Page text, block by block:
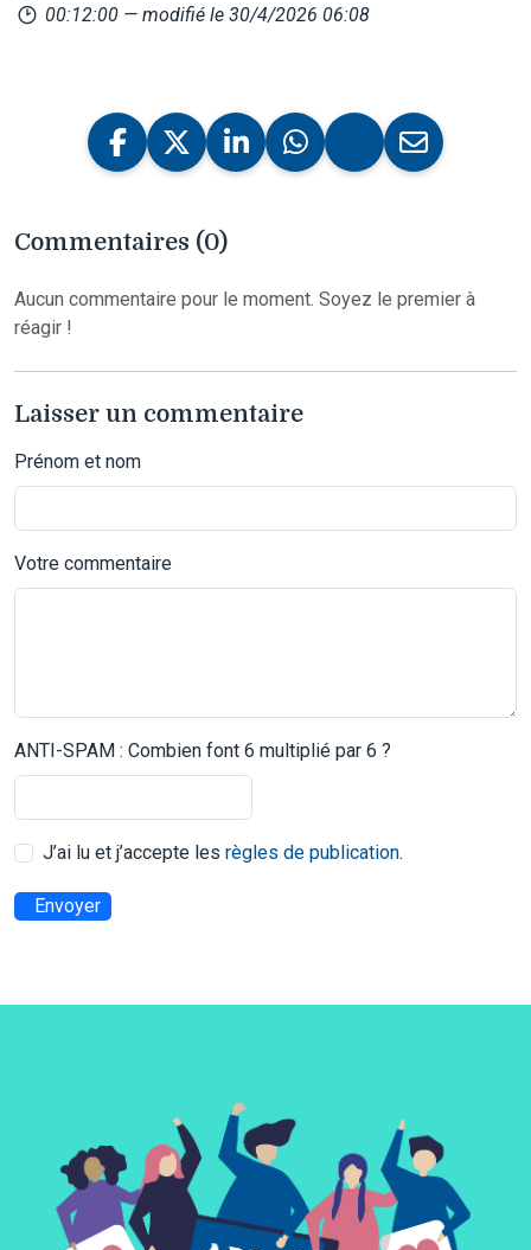
00:12:00 — modifié le 30/4/2026 06:08
Commentaires (0)
Aucun commentaire pour le moment. Soyez le premier à
réagir !
Laisser un commentaire
Prénom et nom
Votre commentaire
ANTI-SPAM : Combien font 6 multiplié par 6 ?
J’ai lu et j’accepte les règles de publication.
Envoyer